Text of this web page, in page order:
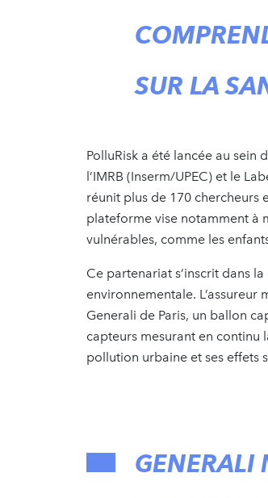
SUR LA
PolluRisk a été lancée au sein
l’IMRB (Inserm/UPEC) et le
réunit plus de 170 chercheurs
plateforme vise notamment à
vulnérables, comme les
Ce partenariat s’inscrit dans
environnementale.
Generali de Paris, un ballon
capteurs mesurant en continu
pollution urbaine et ses effets
GENERALI